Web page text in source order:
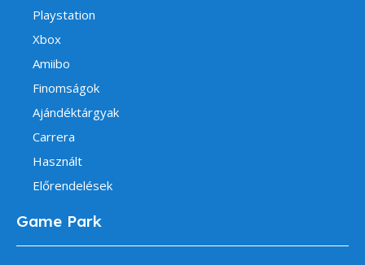
Playstation
Xbox
Amiibo
Finomságok
Ajándéktárgyak
Carrera
Használt
Előrendelések
Game Park